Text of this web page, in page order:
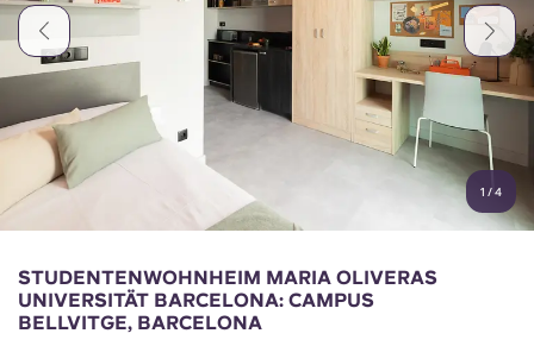
Konto Sprache
English (GB)
Chinese
Wähle ein Land aus
Wähle eine Stadt aus
Wähle eine Unterkunft aus
Jetzt buchen
Català
French
Portuguese
1 /4
STUDENTENWOHNHEIM MARIA OLIVERAS
UNIVERSITÄT BARCELONA: CAMPUS
BELLVITGE, BARCELONA